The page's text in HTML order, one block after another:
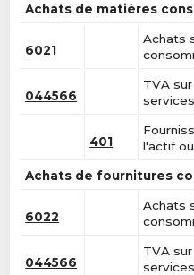
Achats de matières
6021
Achats
044566
TVA
401
l'actif
Achats de fournitures
6022
Achats
044566
TVA